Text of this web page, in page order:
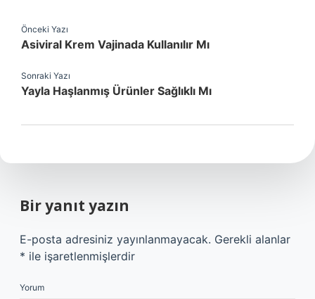
Önceki Yazı
Asiviral Krem Vajinada Kullanılır Mı
Sonraki Yazı
Yayla Haşlanmış Ürünler Sağlıklı Mı
Bir yanıt yazın
E-posta adresiniz yayınlanmayacak. Gerekli alanlar
* ile işaretlenmişlerdir
Yorum